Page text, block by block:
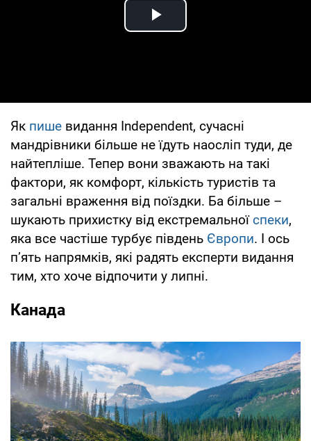
Play Video
Як пише видання Independent, сучасні
мандрівники більше не їдуть наосліп туди, де
найтепліше. Тепер вони зважають на такі
фактори, як комфорт, кількість туристів та
загальні враження від поїздки. Ба більше –
шукають прихистку від екстремальноїспеки,
яка все частіше турбує південь Європи. І ось
п’ять напрямків, які радять експерти видання
тим, хто хоче відпочити у липні.
Канада